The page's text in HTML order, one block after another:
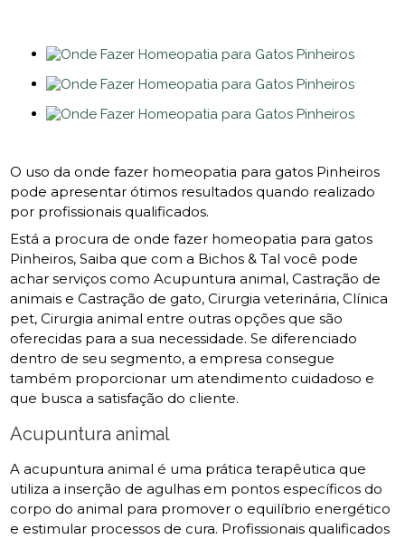
O uso da onde fazer homeopatia para gatos Pinheiros
pode apresentar ótimos resultados quando realizado
por profissionais qualificados.
Está a procura de onde fazer homeopatia para gatos
Pinheiros, Saiba que com a Bichos & Tal você pode
achar serviços como Acupuntura animal, Castração de
animais e Castração de gato, Cirurgia veterinária, Clínica
pet, Cirurgia animal entre outras opções que são
oferecidas para a sua necessidade. Se diferenciado
dentro de seu segmento, a empresa consegue
também proporcionar um atendimento cuidadoso e
que busca a satisfação do cliente.
Acupuntura animal
A acupuntura animal é uma prática terapêutica que
utiliza a inserção de agulhas em pontos específicos do
corpo do animal para promover o equilíbrio energético
e estimular processos de cura. Profissionais qualificados